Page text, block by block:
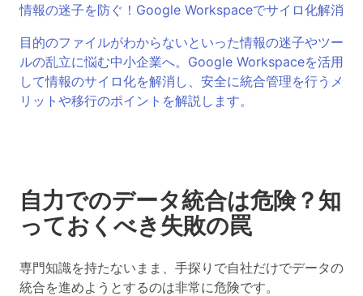
情報の迷子を防ぐ！Google Workspaceでサイロ化解消
目的のファイルがわからないといった情報の迷子やツー
ルの乱立に悩む中小企業へ。Google Workspaceを活用
して情報のサイロ化を解消し、安全に統合管理を行うメ
リットや移行のポイントを解説します。
自力でのデータ統合は危険？知
っておくべき失敗の罠
専門知識を持たないまま、手探りで自社だけでデータの
統合を進めようとするのは非常に危険です。